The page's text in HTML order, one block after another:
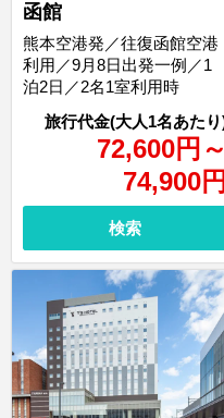
函館
72,600円 ～
74,900円
熊本空港発／往復函館空港
利用／9月8日出発一例／1
泊2日／2名1室利用時
検索